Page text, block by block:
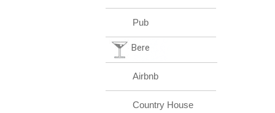
Pub
Bere
Airbnb
Country House